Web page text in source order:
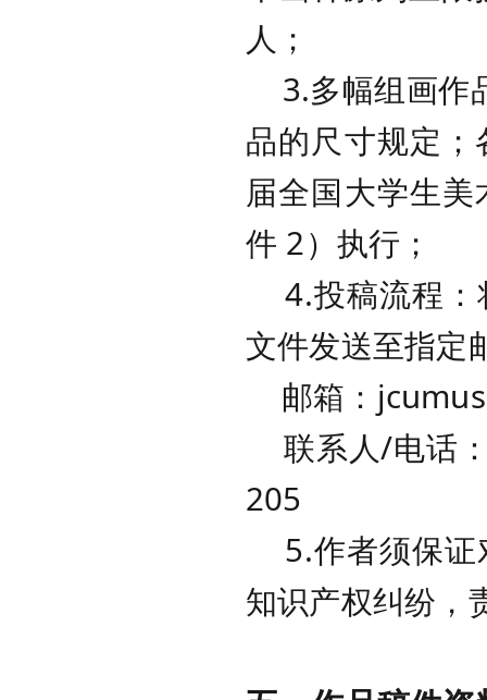
人；
3.多幅组画作
品的尺寸规定
届全国大学生
件 2）执行；
4.投稿流程：
文件发送至指定
邮箱：
联系人/电话
205
5.作者须保证
知识产权纠纷，